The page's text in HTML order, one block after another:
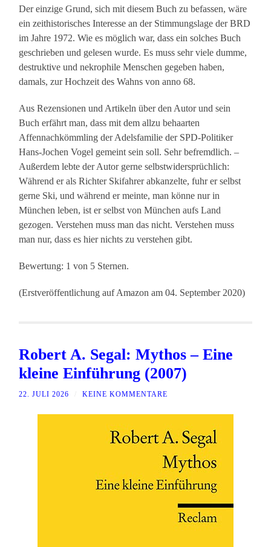
Der einzige Grund, sich mit diesem Buch zu befassen, wäre
ein zeithistorisches Interesse an der Stimmungslage der BRD
im Jahre 1972. Wie es möglich war, dass ein solches Buch
geschrieben und gelesen wurde. Es muss sehr viele dumme,
destruktive und nekrophile Menschen gegeben haben,
damals, zur Hochzeit des Wahns von anno 68.
Aus Rezensionen und Artikeln über den Autor und sein
Buch erfährt man, dass mit dem allzu behaarten
Affennachkömmling der Adelsfamilie der SPD-Politiker
Hans-Jochen Vogel gemeint sein soll. Sehr befremdlich. –
Außerdem lebte der Autor gerne selbstwidersprüchlich:
Während er als Richter Skifahrer abkanzelte, fuhr er selbst
gerne Ski, und während er meinte, man könne nur in
München leben, ist er selbst von München aufs Land
gezogen. Verstehen muss man das nicht. Verstehen muss
man nur, dass es hier nichts zu verstehen gibt.
Bewertung: 1 von 5 Sternen.
(Erstveröffentlichung auf Amazon am 04. September 2020)
Robert A. Segal: Mythos – Eine
kleine Einführung (2007)
22. JULI 2026 KEINE KOMMENTARE